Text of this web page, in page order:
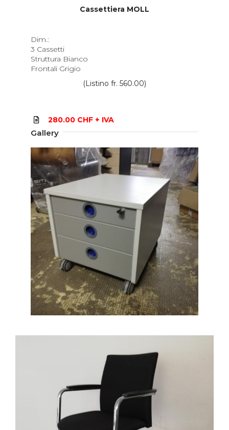
Cassettiera MOLL
Dim.:
3 Cassetti
Struttura Bianco
Frontali Grigio
(Listino fr. 560.00)
280.00 CHF + IVA
Gallery